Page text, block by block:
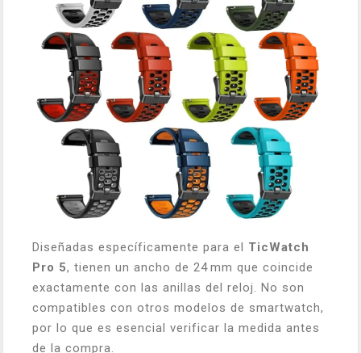
Diseñadas específicamente para el TicWatch
Pro 5, tienen un ancho de 24 mm que coincide
exactamente con las anillas del reloj. No son
compatibles con otros modelos de smartwatch,
por lo que es esencial verificar la medida antes
de la compra.